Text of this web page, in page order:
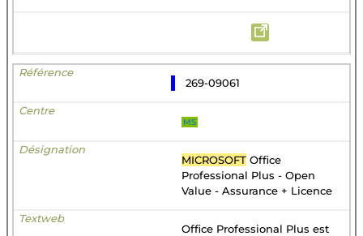
269-09061
MS
MICROSOFT Office
Professional Plus - Open
Value - Assurance + Licence
Office Professional Plus est